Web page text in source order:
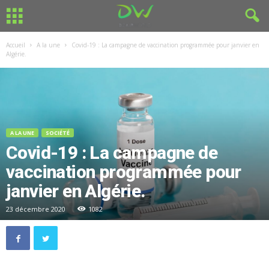
Accueil A la une
Covid-19 : La campagne de vaccination programmée pour janvier en
Algérie.
A LA UNE SOCIÉTÉ
Covid-19 : La campagne de
vaccination programmée pour
janvier en Algérie.
23 décembre 2020 1082